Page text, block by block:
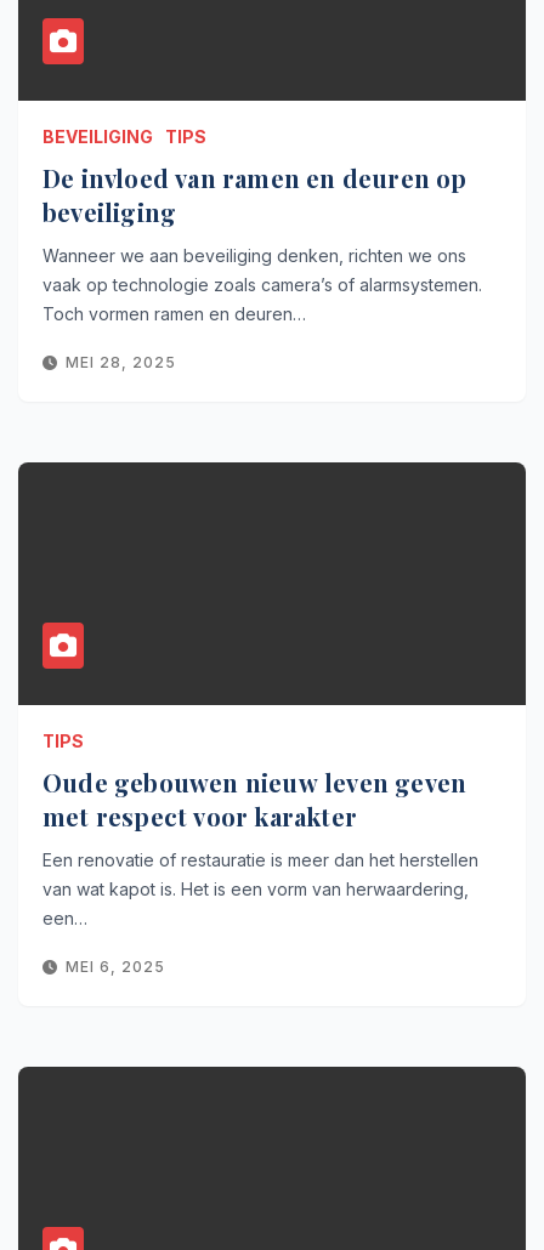
BEVEILIGING TIPS
De invloed van ramen en deuren op
beveiliging
Wanneer we aan beveiliging denken, richten we ons
vaak op technologie zoals camera’s of alarmsystemen.
Toch vormen ramen en deuren…
MEI 28, 2025
TIPS
Oude gebouwen nieuw leven geven
met respect voor karakter
Een renovatie of restauratie is meer dan het herstellen
van wat kapot is. Het is een vorm van herwaardering,
een…
MEI 6, 2025